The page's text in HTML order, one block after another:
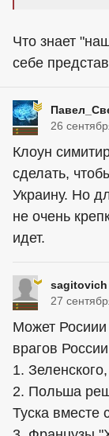
Что знает
себе
26
Клоун
сделать,
Украину. Но
не очень
идет.
sagitovich
27
Может Росиии
врагов
1.
2. Польша
Туска вместе